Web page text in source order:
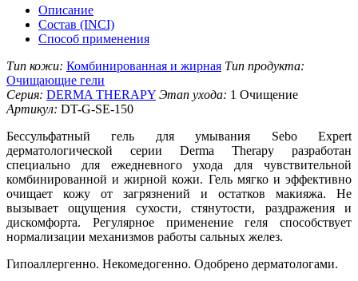
Описание
Состав (INCI)
Способ применения
Тип кожи: Комбинированная и жирная Тип продукта:
Очищающие гели
Серия: DERMA THERAPY Этап ухода: 1 Очищение
Артикул: DT-G-SE-150
Бессульфатный гель для умывания Sebo Expert
дерматологической серии Derma Therapy разработан
специально для ежедневного ухода для чувствительной
комбинированной и жирной кожи. Гель мягко и эффективно
очищает кожу от загрязнений и остатков макияжа. Не
вызывает ощущения сухости, стянутости, раздражения и
дискомфорта. Регулярное применение геля способствует
нормализации механизмов работы сальных желез.
Гипоаллергенно. Некомедогенно. Одобрено дерматологами.